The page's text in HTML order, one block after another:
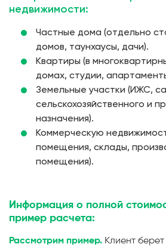
недвижимости:
Частные дома (отдельно
домов, таунхаусы, дачи).
Квартиры (в
домах, студии,
Земельные участки (ИЖС,
сельскохозяйственного и
назначения).
Коммерческую
помещения, склады,
помещения).
Информация о полной
пример расчета:
Рассмотрим пример. Клиент